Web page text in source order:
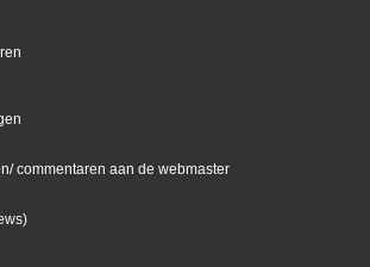
commentaren aan de webmaster